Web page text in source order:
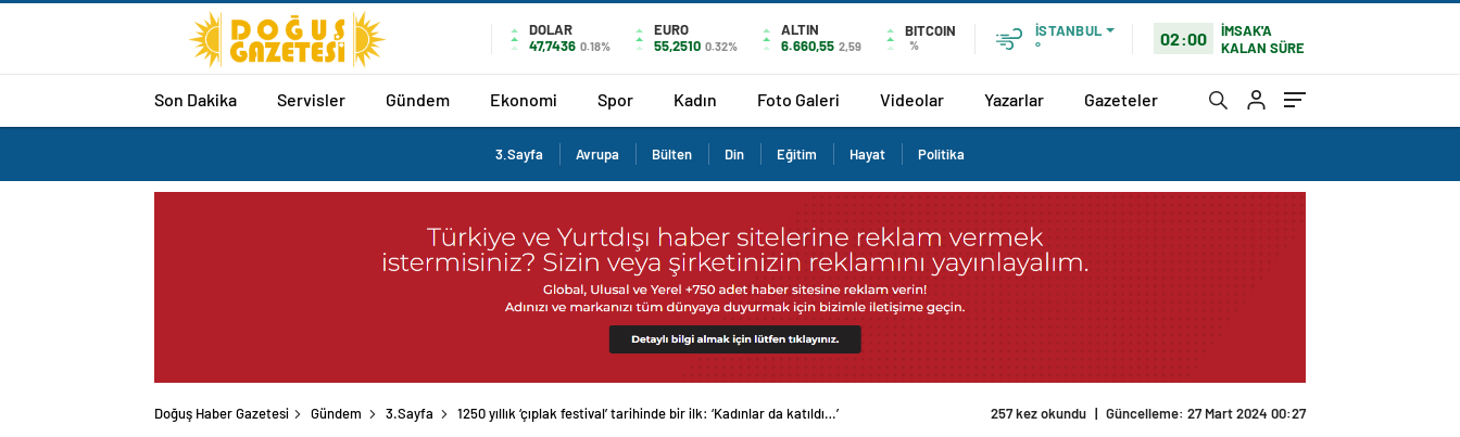
DOLAR
47,7436 0.18%
EURO
55,2510 0.32%
ALTIN
6.660,55 2,59
BITCOIN
%
İSTANBUL
°
02:00
İMSAK'A
KALAN SÜRE
Son Dakika Servisler Gündem Ekonomi Spor Kadın Foto Galeri Videolar Yazarlar Gazeteler
3.Sayfa Avrupa Bülten Din Eğitim Hayat Politika
Doğuş Haber Gazetesi Gündem 3.Sayfa 1250 yıllık ‘çıplak festival’ tarihinde bir ilk: ‘Kadınlar da katıldı…’ 257 kez okundu | Güncelleme: 27 Mart 2024 00:27